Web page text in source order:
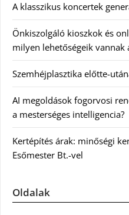
A klasszikus koncertek
Önkiszolgáló kioszkok és
milyen lehetőségeik vannak
Szemhéjplasztika előtte-
AI megoldások fogorvosi
a mesterséges intelligencia?
Kertépítés árak: minőségi
Esőmester Bt.-vel
Oldalak